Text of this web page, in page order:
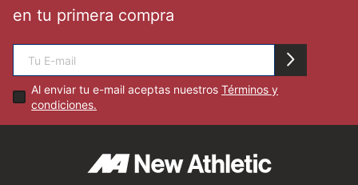
en tu primera compra
Al enviar tu e-mail aceptas nuestrosTérminos y
condiciones.